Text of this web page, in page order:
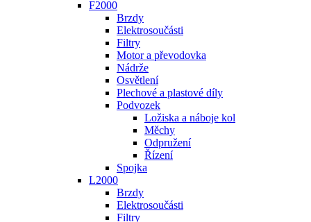
F2000
Brzdy
Elektrosoučásti
Filtry
Motor a převodovka
Nádrže
Osvětlení
Plechové a plastové díly
Podvozek
Ložiska a náboje kol
Měchy
Odpružení
Řízení
Spojka
L2000
Brzdy
Elektrosoučásti
Filtry